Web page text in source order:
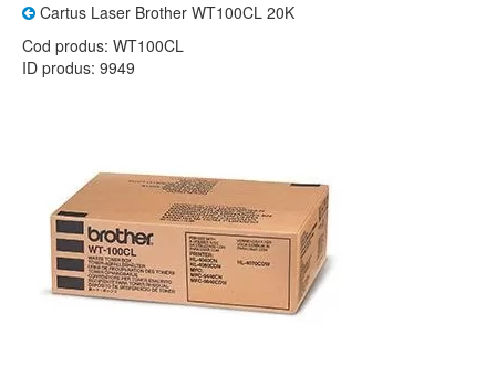
Cartus Laser Brother WT100CL 20K
Cod produs: WT100CL
ID produs: 9949